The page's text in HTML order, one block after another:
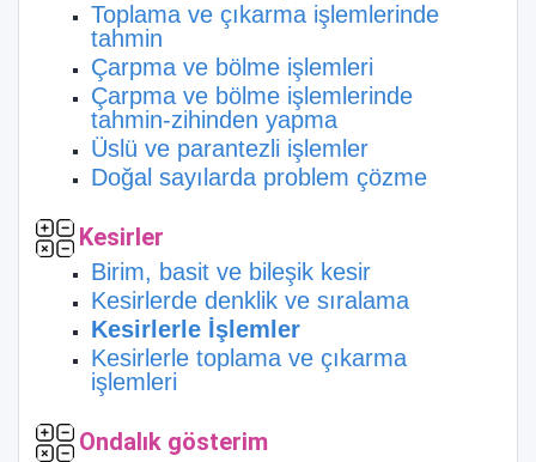
Toplama ve çıkarma işlemlerinde
tahmin
Çarpma ve bölme işlemleri
Çarpma ve bölme işlemlerinde
tahmin-zihinden yapma
Üslü ve parantezli işlemler
Doğal sayılarda problem çözme
Kesirler
Birim, basit ve bileşik kesir
Kesirlerde denklik ve sıralama
Kesirlerle İşlemler
Kesirlerle toplama ve çıkarma
işlemleri
Ondalık gösterim